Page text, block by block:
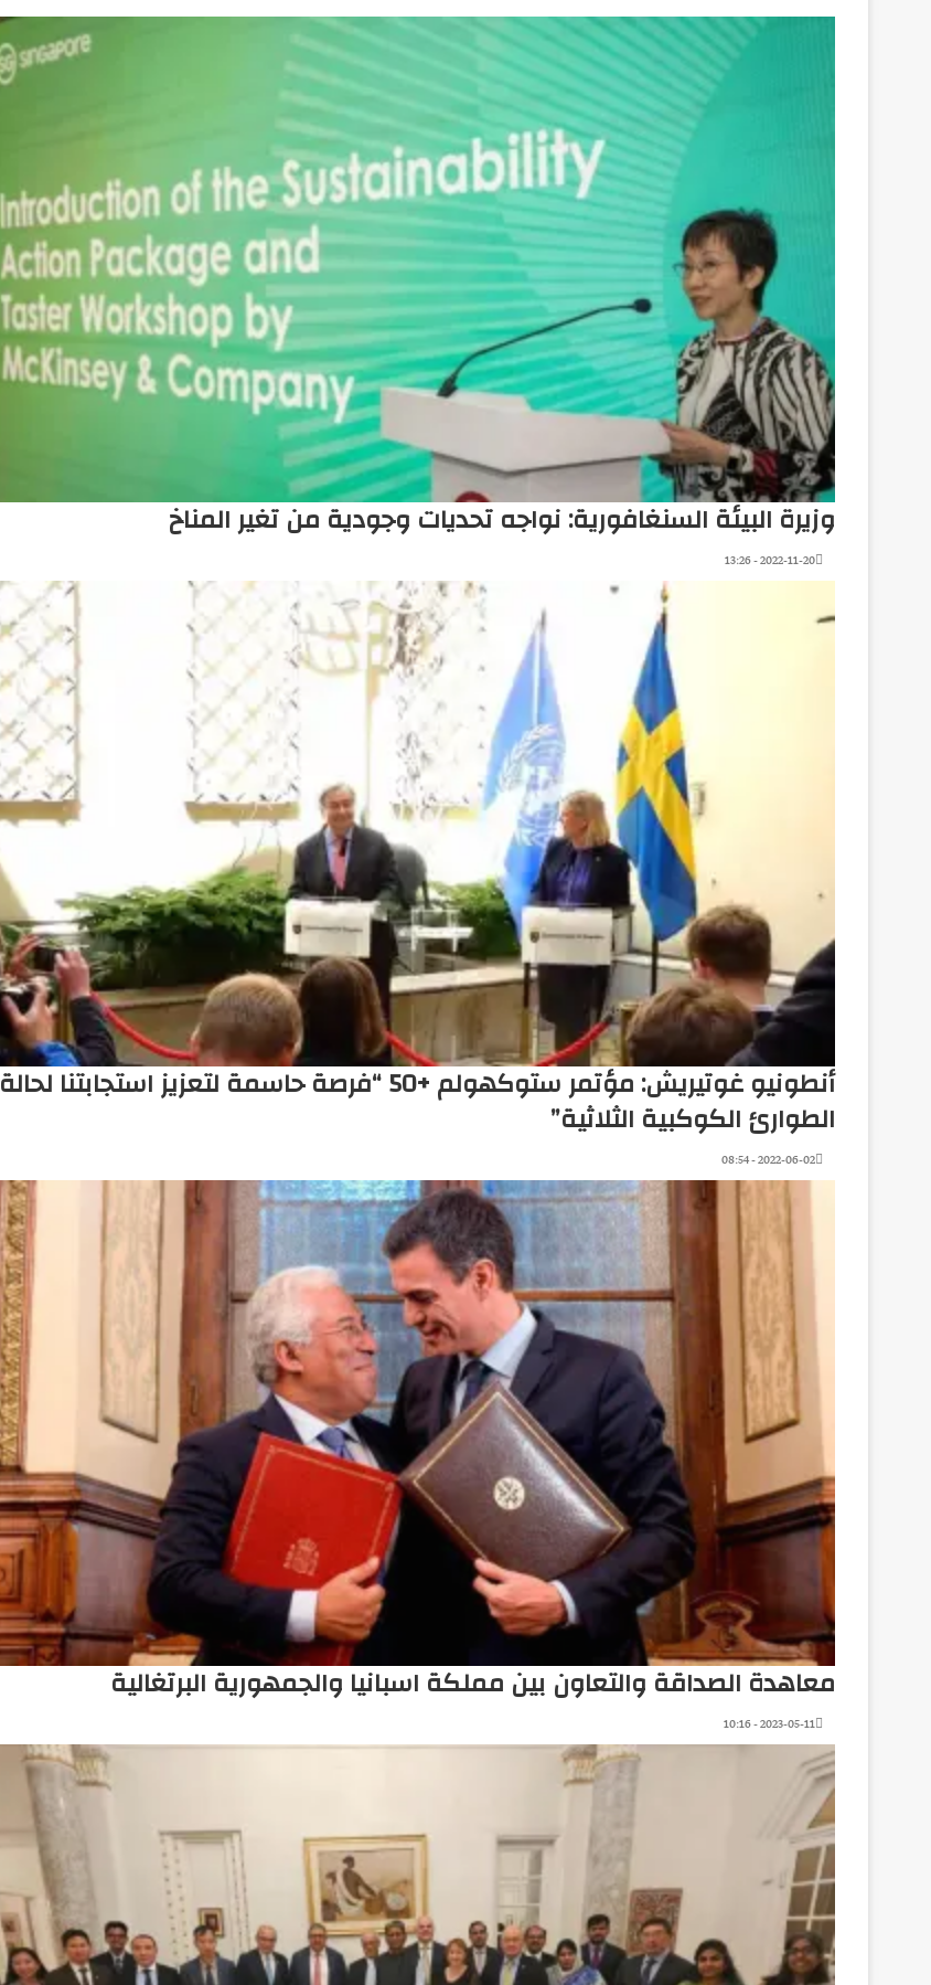
وزيرة البيئة السنغافورية: نواجه تحديات وجودية من تغير المناخ
2022-11-20 - 13:26
أنطونيو غوتيريش: مؤتمر ستوكهولم +50 “فرصة حاسمة لتعزيز استجابتنا لحالة
الطوارئ الكوكبية الثلاثية”
2022-06-02 - 08:54
معاهدة الصداقة والتعاون بين مملكة اسبانيا والجمهورية البرتغالية
2023-05-11 - 10:16